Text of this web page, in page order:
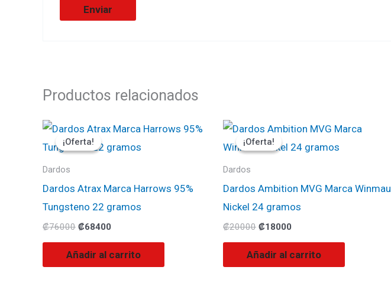
Productos relacionados
¡Oferta!
¡Oferta!
Dardos
Dardos Atrax Marca Harrows 95%
Tungsteno 22 gramos
₡76000
El
precio
original
₡68400
El
precio
actual
Añadir al carrito
¡Oferta!
¡Oferta!
Dardos
Dardos Ambition MVG Marca Winmau
Nickel 24 gramos
₡20000
El
precio
original
₡18000
El
precio
actual
Añadir al carrito